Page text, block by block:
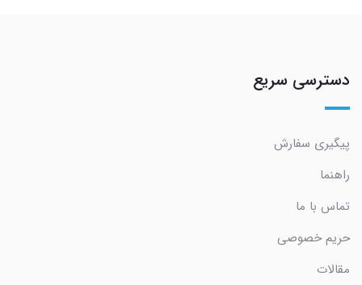
دسترسی سریع
پیگیری سفارش
راهنما
تماس با ما
حریم خصوصی
مقالات